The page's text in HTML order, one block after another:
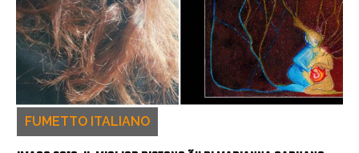
FUMETTO ITALIANO